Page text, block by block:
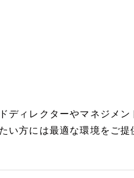
ディレクターやマネジメン
い方には最適な環境をご提